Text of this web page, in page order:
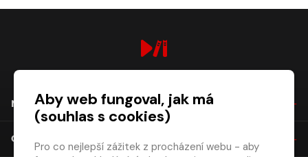
NÁKUP
O SPOLEČNOSTI
Aby web fungoval, jak má
(souhlas s cookies)
Pro co nejlepší zážitek z procházení webu - aby